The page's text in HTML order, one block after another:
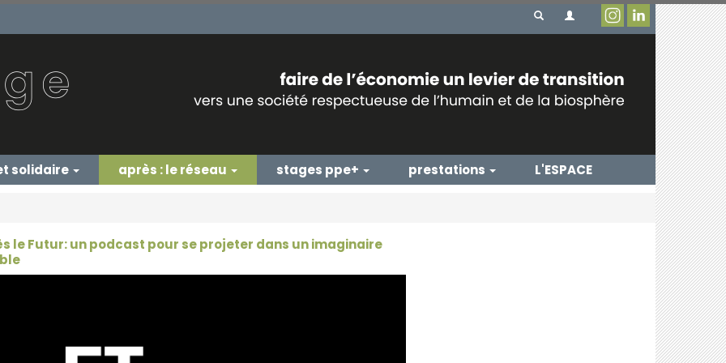
solidaire après : le réseau stages ppe+ prestations L'ESPACE
le Futur: un podcast pour se projeter dans un imaginaire